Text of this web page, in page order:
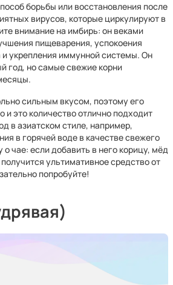
борьбы или восстановления после
вирусов, которые циркулируют в
внимание на имбирь: он веками
пищеварения, успокоения
и укрепления иммунной системы. Он
год, но самые свежие корни
сильным вкусом, поэтому его
и это количество отлично подходит
в азиатском стиле, например,
в горячей воде в качестве свежего
о чае: если добавить в него корицу, мёд
ультимативное средство от
попробуйте!